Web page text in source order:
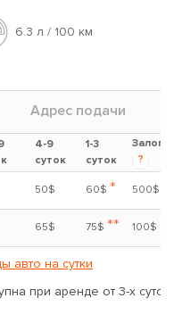
Бензин
5 чел